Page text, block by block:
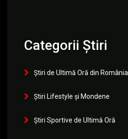
Categorii Știri
Știri de Ultimă Oră din România
Știri Lifestyle și Mondene
Știri Sportive de Ultimă Oră